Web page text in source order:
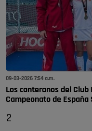
09-03-2026 7:54 a.m.
Los canteranos del Club
Campeonato de España
2